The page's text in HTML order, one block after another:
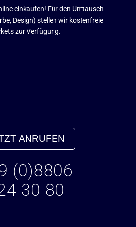
einkaufen! Für den Umtausch
Design) stellen wir kostenfreie
zur Verfügung.
ANRUFEN
(0)8806
30 80